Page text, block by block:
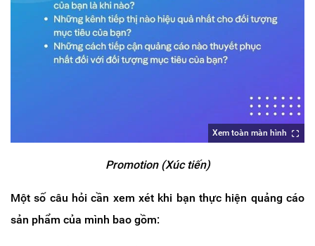
Xem toàn màn hình
Promotion (Xúc tiến)
Một số câu hỏi cần xem xét khi bạn thực hiện quảng cáo
sản phẩm của mình bao gồm: